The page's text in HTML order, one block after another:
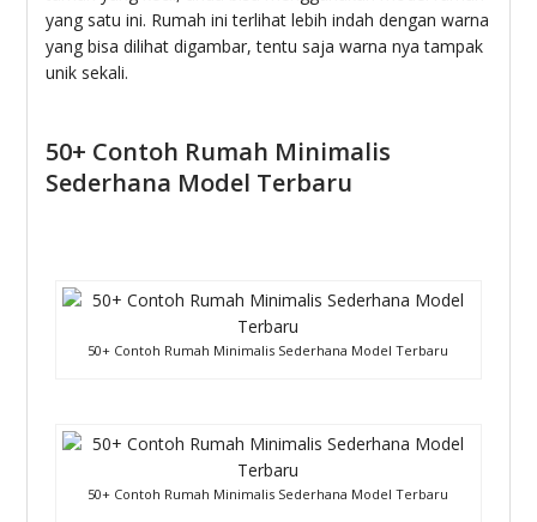
yang satu ini. Rumah ini terlihat lebih indah dengan warna
yang bisa dilihat digambar, tentu saja warna nya tampak
unik sekali.
50+ Contoh Rumah Minimalis
Sederhana Model Terbaru
50+ Contoh Rumah Minimalis Sederhana Model Terbaru
50+ Contoh Rumah Minimalis Sederhana Model Terbaru